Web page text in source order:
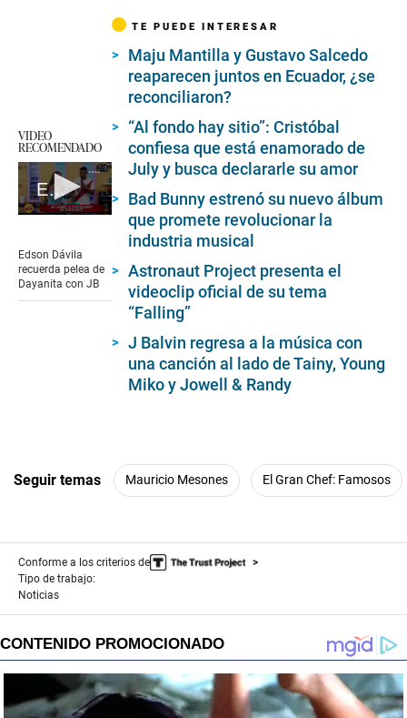
VIDEO
RECOMENDADO
Edson Dávila recuerda pelea de Dayanita con JB
of
23
seconds
Edson Dávila
recuerda pelea de
Dayanita con JB
TE PUEDE INTERESAR
Maju Mantilla y Gustavo Salcedo
reaparecen juntos en Ecuador, ¿se
reconciliaron?
“Al fondo hay sitio”: Cristóbal
confiesa que está enamorado de
July y busca declararle su amor
Bad Bunny estrenó su nuevo álbum
que promete revolucionar la
industria musical
Astronaut Project presenta el
videoclip oficial de su tema
“Falling”
J Balvin regresa a la música con
una canción al lado de Tainy, Young
Miko y Jowell & Randy
Seguir temas Mauricio Mesones El Gran Chef: Famosos
Conforme a los criterios de
Tipo de trabajo:
Noticias